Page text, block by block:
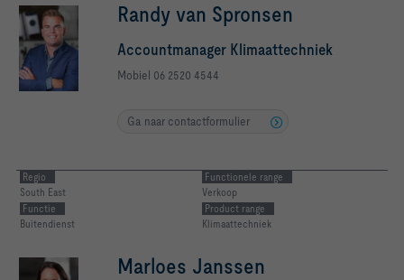
Randy van Spronsen
Accountmanager Klimaattechniek
Mobiel 06 2520 4544
Ga naar contactformulier
Regio
South East
Functionele range
Verkoop
Functie
Buitendienst
Product range
Klimaattechniek
Marloes Janssen